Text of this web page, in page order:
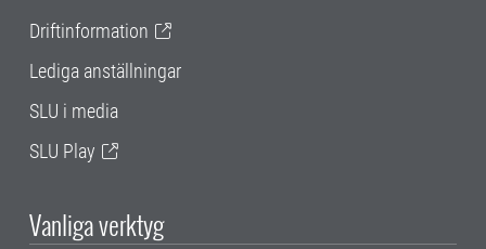
Driftinformation
Lediga anställningar
SLU i media
SLU Play
Vanliga verktyg